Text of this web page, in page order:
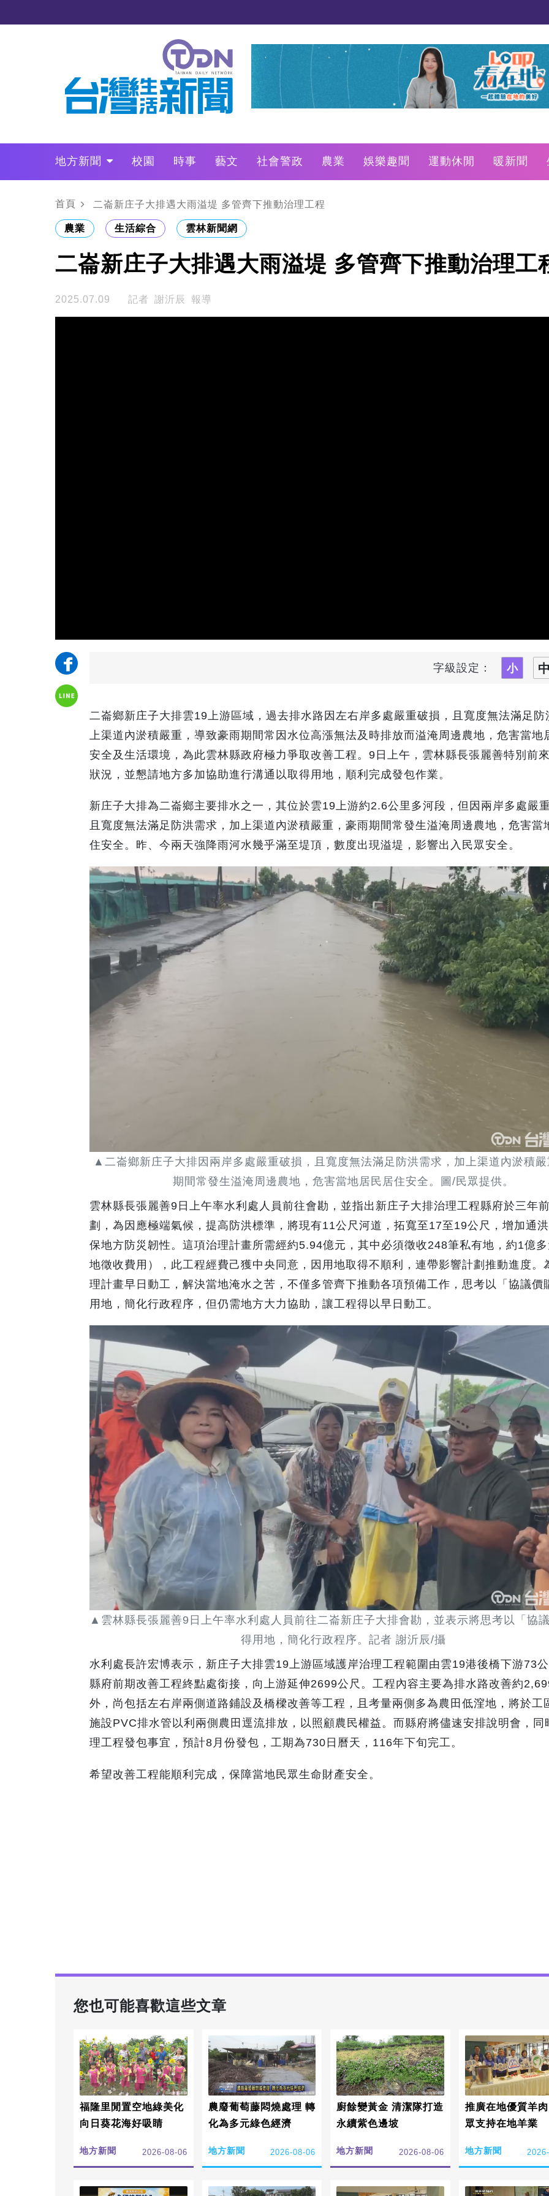
地方新聞 校園 時事 藝文 社會警政 農業 娛樂趣聞 運動休閒 暖新聞
政治
財經 LO叩敲敲門
首頁 二崙新庄子大排遇大雨溢堤 多管齊下推動治理工程
農業 生活綜合 雲林新聞網
二崙新庄子大排遇大雨溢堤 多管齊下推動治理工
2025.07.09 記者 謝沂辰 報導
字級設定：
二崙鄉新庄子大排雲19上游區域，過去排水路因左右岸多處嚴重破損，且寬度無法滿足防
上渠道內淤積嚴重，導致豪雨期間常因水位高漲無法及時排放而溢淹周邊農地，危害當地
安全及生活環境，為此雲林縣政府極力爭取改善工程。9日上午，雲林縣長張麗善特別前
狀況，並懇請地方多加協助進行溝通以取得用地，順利完成發包作業。
新庄子大排為二崙鄉主要排水之一，其位於雲19上游約2.6公里多河段，但因兩岸多處嚴
且寬度無法滿足防洪需求，加上渠道內淤積嚴重，豪雨期間常發生溢淹周邊農地，危害當
住安全。昨、今兩天強降雨河水幾乎滿至堤頂，數度出現溢堤，影響出入民眾安全。
▲二崙鄉新庄子大排因兩岸多處嚴重破損，且寬度無法滿足防洪需求，加上渠道內淤積
期間常發生溢淹周邊農地，危害當地居民居住安全。圖/民眾提供。
雲林縣長張麗善9日上午率水利處人員前往會勘，並指出新庄子大排治理工程縣府於三年
劃，為因應極端氣候，提高防洪標準，將現有11公尺河道，拓寬至17至19公尺，增加通
保地方防災韌性。這項治理計畫所需經約5.94億元，其中必須徵收248筆私有地，約1億
地徵收費用），此工程經費己獲中央同意，因用地取得不順利，連帶影響計劃推動進度。
理計畫早日動工，解決當地淹水之苦，不僅多管齊下推動各項預備工作，思考以「協議價
用地，簡化行政程序，但仍需地方大力協助，讓工程得以早日動工。
▲雲林縣長張麗善9日上午率水利處人員前往二崙新庄子大排會勘，並表示將思考以「協
得用地，簡化行政程序。記者 謝沂辰/攝
水利處長許宏博表示，新庄子大排雲19上游區域護岸治理工程範圍由雲19港後橋下游73
縣府前期改善工程終點處銜接，向上游延伸2699公尺。工程內容主要為排水路改善約
外，尚包括左右岸兩側道路鋪設及橋樑改善等工程，且考量兩側多為農田低漥地，將於工
施設PVC排水管以利兩側農田逕流排放，以照顧農民權益。而縣府將儘速安排說明會，同
理工程發包事宜，預計8月份發包，工期為730日曆天，116年下旬完工。
希望改善工程能順利完成，保障當地民眾生命財產安全。
您也可能喜歡這些文章
福隆里閒置空地綠美化
向日葵花海好吸睛
地方新聞 2026-08-06
農廢葡萄藤悶燒處理 轉
化為多元綠色經濟
地方新聞 2026-08-06
廚餘變黃金 清潔隊打造
永續紫色邊坡
地方新聞 2026-08-06
推廣在地優質羊
眾支持在地羊業
地方新聞